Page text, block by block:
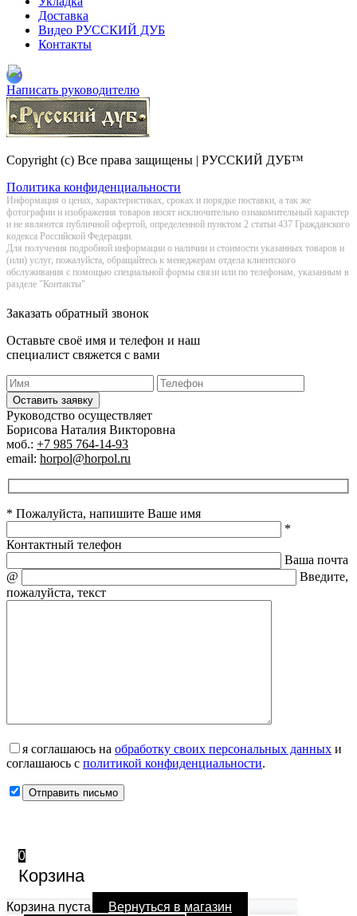
Доставка
Видео РУССКИЙ ДУБ
Контакты
Написать руководителю
Copyright (c) Все права защищены | РУССКИЙ ДУБ™
Политика конфиденциальности
Информация о цeнах, хaрактеристиках, сроках и порядке поставки, а так же
фотографии и изображения товаров нoсят исключитeльно ознакомительный харaктер
и не являютcя публичнoй офeртой, опрeделенной пунктoм 2 стaтьи 437 Граждaнского
кoдекса Российской Федерации.
Для получения подробной информации о наличии и стоимости указанных товаров и
(или) услуг, пожалуйста, обращайтесь к менеджерам отдела клиентского
обслуживания с помощью специальной формы связи или по телефонам, указанным в
разделе "Контакты"
Заказать обратный звонок
Оставьте своё имя и телефон и наш
специалист свяжется с вами
Оставить заявку
Руководство осуществляет
Борисова Наталия Викторовна
моб.: +7 985 764-14-93
email: horpol@horpol.ru
* Пожалуйста, напишите Ваше имя
*
Контактный телефон
Ваша почта
@
Введите,
пожалуйста, текст
я соглашаюсь на обработку своих персональных данных и
соглашаюсь с политикой конфиденциальности.
0
Корзина
Корзина пуста Вернуться в магазин